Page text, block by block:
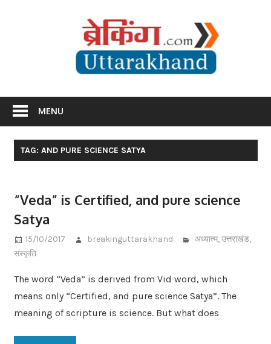
MENU
TAG: AND PURE SCIENCE SATYA
“Veda” is Certified, and pure science
Satya
15/10/2017 breakinguttarakhand अध्यात्म,उत्तराखंड,
संस्कृति
The word “Veda” is derived from Vid word, which
means only “Certified, and pure science Satya”. The
meaning of scripture is science. But what does